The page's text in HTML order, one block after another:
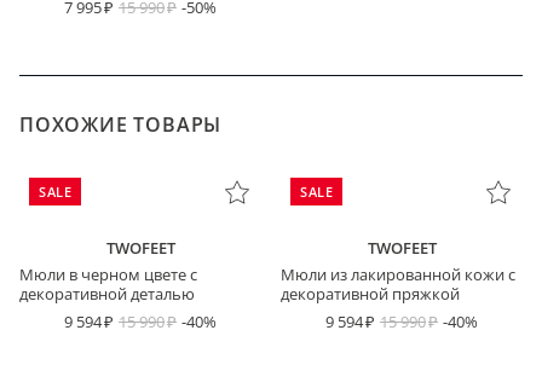
7 995
15 990 -50%
ПОХОЖИЕ ТОВАРЫ
SALE
TWOFEET
Мюли в черном цвете с
декоративной деталью
9 594
15 990 -40%
SALE
TWOFEET
Мюли из лакированной кожи с
декоративной пряжкой
9 594
15 990 -40%